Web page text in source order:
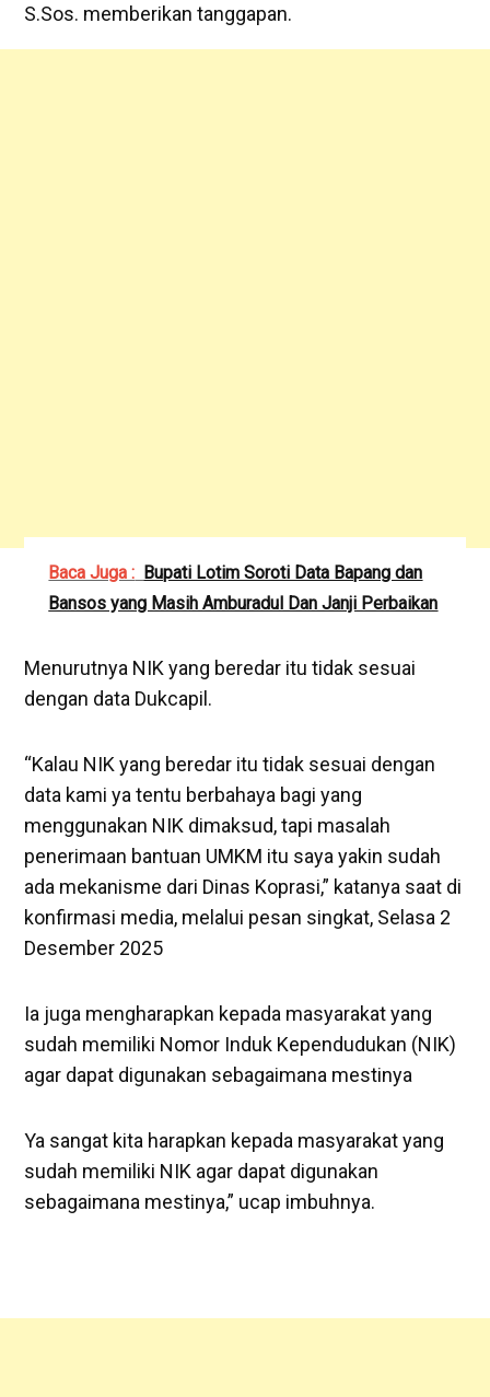
S.Sos. memberikan tanggapan.
Baca Juga : Bupati Lotim Soroti Data Bapang dan
Bansos yang Masih Amburadul Dan Janji Perbaikan
Menurutnya NIK yang beredar itu tidak sesuai
dengan data Dukcapil.
“Kalau NIK yang beredar itu tidak sesuai dengan
data kami ya tentu berbahaya bagi yang
menggunakan NIK dimaksud, tapi masalah
penerimaan bantuan UMKM itu saya yakin sudah
ada mekanisme dari Dinas Koprasi,” katanya saat di
konfirmasi media, melalui pesan singkat, Selasa 2
Desember 2025
Ia juga mengharapkan kepada masyarakat yang
sudah memiliki Nomor Induk Kependudukan (NIK)
agar dapat digunakan sebagaimana mestinya
Ya sangat kita harapkan kepada masyarakat yang
sudah memiliki NIK agar dapat digunakan
sebagaimana mestinya,” ucap imbuhnya.